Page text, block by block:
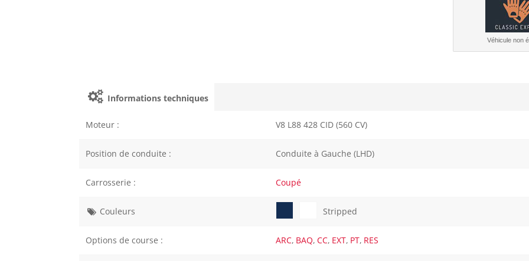
Véhicule non
Informations techniques
Moteur : V8 L88 428 CID (560 CV)
Position de conduite : Conduite à Gauche (LHD)
Carrosserie : Coupé
Couleurs Stripped
Options de course : ARC, BAQ, CC, EXT, PT, RES